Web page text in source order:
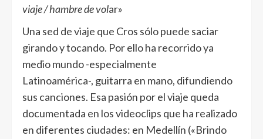
viaje / hambre de volar»
Una sed de viaje que Cros sólo puede saciar
girando y tocando. Por ello ha recorrido ya
medio mundo -especialmente
Latinoamérica-, guitarra en mano, difundiendo
sus canciones. Esa pasión por el viaje queda
documentada en los videoclips que ha realizado
en diferentes ciudades: en Medellín («Brindo